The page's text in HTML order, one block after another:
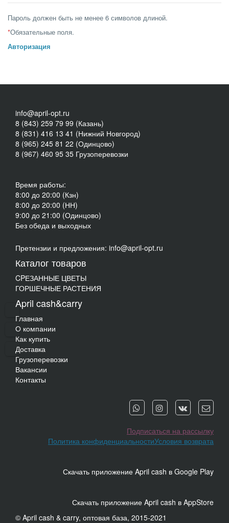
Пароль должен быть не менее 6 символов длиной.
*Обязательные поля.
Авторизация
info@april-opt.ru
8 (843) 259 79 99 (Казань)
8 (831) 416 13 41 (Нижний Новгород)
8 (965) 245 81 22 (Одинцово)
8 (967) 460 95 35 Грузоперевозки
Время работы:
8:00 до 20:00 (Кзн)
8:00 до 20:00 (НН)
9:00 до 21:00 (Одинцово)
Без обеда и выходных
Претензии и предложения: info@april-opt.ru
Каталог товаров
CPЕЗАННЫЕ ЦВЕТЫ
ГОРШЕЧНЫЕ РАСТЕНИЯ
April cash&carry
Главная
О компании
Как купить
Доставка
Грузоперевозки
Вакансии
Контакты
Подписаться на рассылку
Условия возврата
Политика конфиденциальности
Скачать приложение April cash в Google Play
Скачать приложение April cash в AppStore
© April cash & carry, оптовая база, 2015-2021